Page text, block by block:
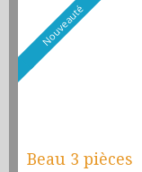
Nouveauté
Beau 3 pièces